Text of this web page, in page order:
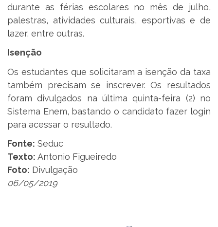
durante as férias escolares no mês de julho,
palestras, atividades culturais, esportivas e de
lazer, entre outras.
Isenção
Os estudantes que solicitaram a isenção da taxa
também precisam se inscrever. Os resultados
foram divulgados na última quinta-feira (2) no
Sistema Enem, bastando o candidato fazer login
para acessar o resultado.
Fonte: Seduc
Texto: Antonio Figueiredo
Foto: Divulgação
06/05/2019